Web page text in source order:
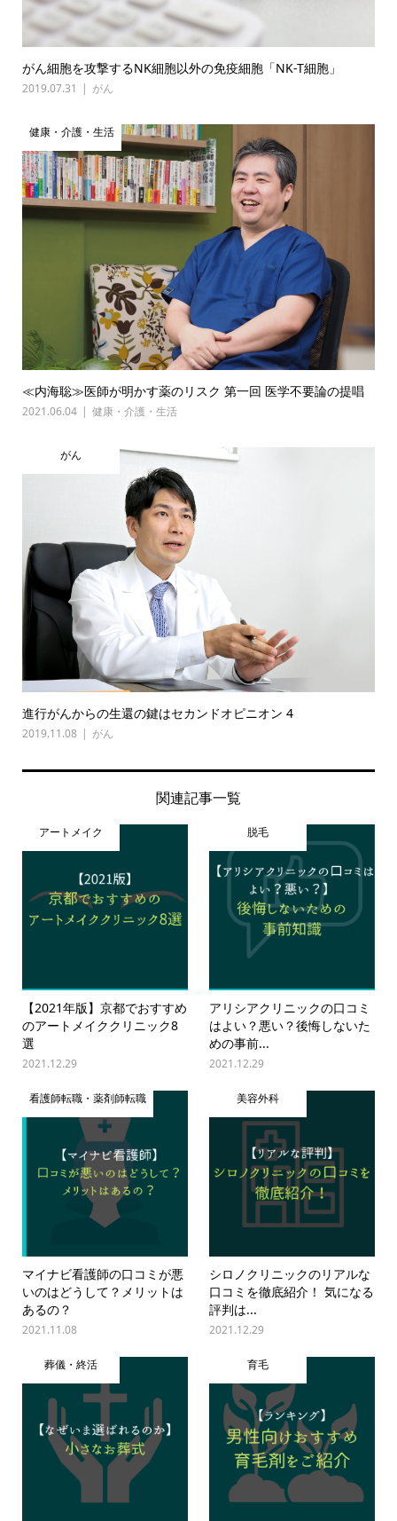
がん細胞を攻撃するNK細胞以外の免疫細胞「NK-T細胞」
2019.07.31 がん
健康・介護・生活
≪内海聡≫医師が明かす薬のリスク 第一回 医学不要論の提唱
2021.06.04 健康・介護・生活
がん
進行がんからの生還の鍵はセカンドオピニオン 4
2019.11.08 がん
関連記事一覧
アートメイク
【2021年版】京都でおすすめ
のアートメイククリニック8
選
2021.12.29
脱毛
アリシアクリニックの口コミ
はよい？悪い？後悔しないた
めの事前...
2021.12.29
看護師転職・薬剤師転職
マイナビ看護師の口コミが悪
いのはどうして？メリットは
あるの？
2021.11.08
美容外科
シロノクリニックのリアルな
口コミを徹底紹介！ 気になる
評判は...
2021.12.29
葬儀・終活 育毛